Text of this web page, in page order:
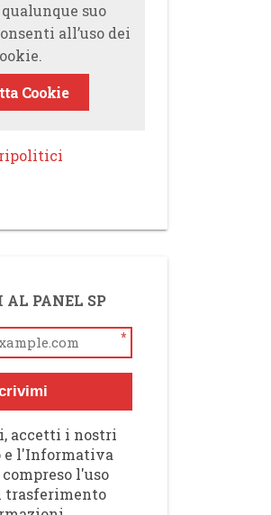
suo
all’uso dei
Cookie
PANEL SP
*
accetti i nostri
e l'Informativa
l'uso
trasferimento